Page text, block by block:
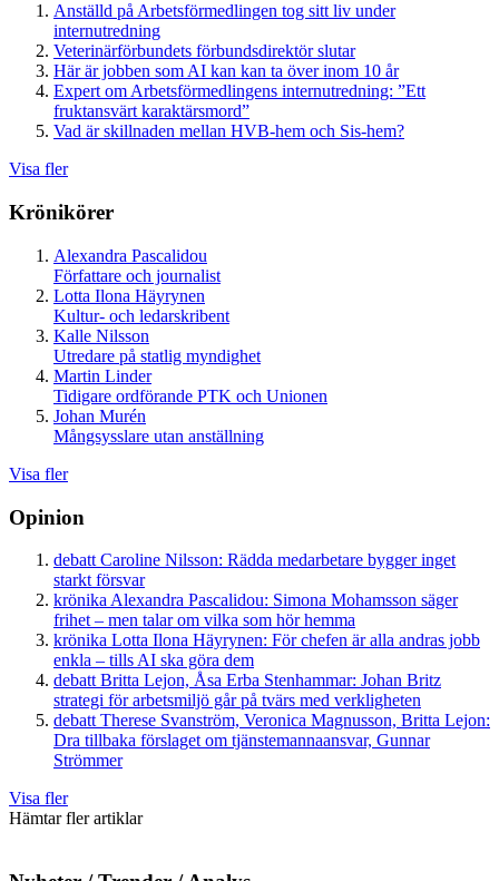
Anställd på Arbetsförmedlingen tog sitt liv under
internutredning
Veterinärförbundets förbundsdirektör slutar
Här är jobben som AI kan kan ta över inom 10 år
Expert om Arbetsförmedlingens internutredning: ”Ett
fruktansvärt karaktärsmord”
Vad är skillnaden mellan HVB-hem och Sis-hem?
Visa fler
Krönikörer
Alexandra Pascalidou
Författare och journalist
Lotta Ilona Häyrynen
Kultur- och ledarskribent
Kalle Nilsson
Utredare på statlig myndighet
Martin Linder
Tidigare ordförande PTK och Unionen
Johan Murén
Mångsysslare utan anställning
Visa fler
Opinion
debatt Caroline Nilsson: Rädda medarbetare bygger inget
starkt försvar
krönika Alexandra Pascalidou: Simona Mohamsson säger
frihet – men talar om vilka som hör hemma
krönika Lotta Ilona Häyrynen: För chefen är alla andras jobb
enkla – tills AI ska göra dem
debatt Britta Lejon, Åsa Erba Stenhammar: Johan Britz
strategi för arbetsmiljö går på tvärs med verkligheten
debatt Therese Svanström, Veronica Magnusson, Britta Lejon:
Dra tillbaka förslaget om tjänstemannaansvar, Gunnar
Strömmer
Visa fler
Hämtar fler artiklar